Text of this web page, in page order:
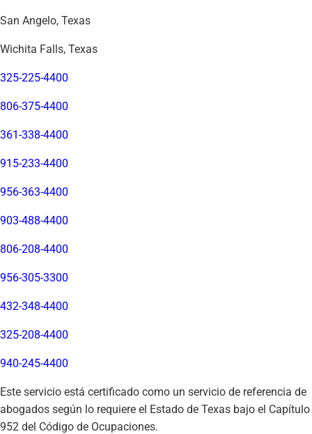
San Angelo, Texas
Wichita Falls, Texas
325-225-4400
806-375-4400
361-338-4400
915-233-4400
956-363-4400
903-488-4400
806-208-4400
956-305-3300
432-348-4400
325-208-4400
940-245-4400
Este servicio está certificado como un servicio de referencia de
abogados según lo requiere el Estado de Texas bajo el Capítulo
952 del Código de Ocupaciones.